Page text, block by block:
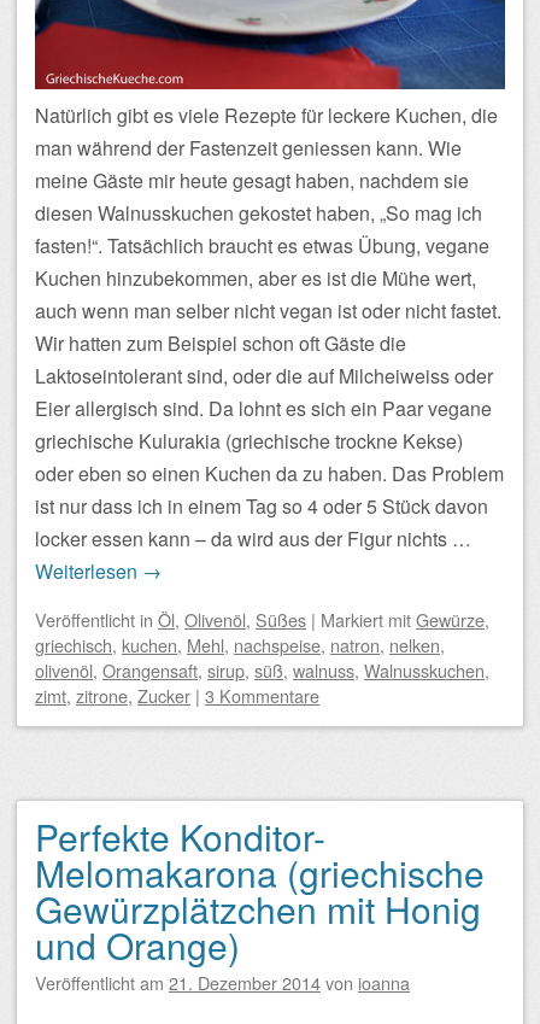
Natürlich gibt es viele Rezepte für leckere Kuchen, die
man während der Fastenzeit geniessen kann. Wie
meine Gäste mir heute gesagt haben, nachdem sie
diesen Walnusskuchen gekostet haben, „So mag ich
fasten!“. Tatsächlich braucht es etwas Übung, vegane
Kuchen hinzubekommen, aber es ist die Mühe wert,
auch wenn man selber nicht vegan ist oder nicht fastet.
Wir hatten zum Beispiel schon oft Gäste die
Laktoseintolerant sind, oder die auf Milcheiweiss oder
Eier allergisch sind. Da lohnt es sich ein Paar vegane
griechische Kulurakia (griechische trockne Kekse)
oder eben so einen Kuchen da zu haben. Das Problem
ist nur dass ich in einem Tag so 4 oder 5 Stück davon
locker essen kann – da wird aus der Figur nichts …
Weiterlesen →
Veröffentlicht in Öl, Olivenöl, Süßes | Markiert mitGewürze,
griechisch, kuchen, Mehl, nachspeise, natron, nelken,
olivenöl, Orangensaft, sirup, süß, walnuss, Walnusskuchen,
zimt, zitrone, Zucker | 3 Kommentare
Perfekte Konditor-
Melomakarona (griechische
Gewürzplätzchen mit Honig
und Orange)
Veröffentlicht am 21. Dezember 2014von ioanna